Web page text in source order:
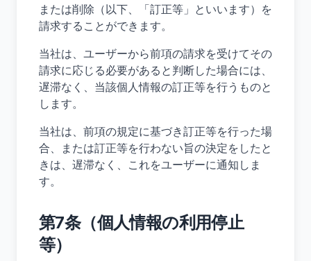
または削除（以下、「訂正等」といいます）を
請求することができます。
当社は、ユーザーから前項の請求を受けてその
請求に応じる必要があると判断した場合には、
遅滞なく、当該個人情報の訂正等を行うものと
します。
当社は、前項の規定に基づき訂正等を行った場
合、または訂正等を行わない旨の決定をしたと
きは、遅滞なく、これをユーザーに通知しま
す。
第7条（個人情報の利用停止
等）